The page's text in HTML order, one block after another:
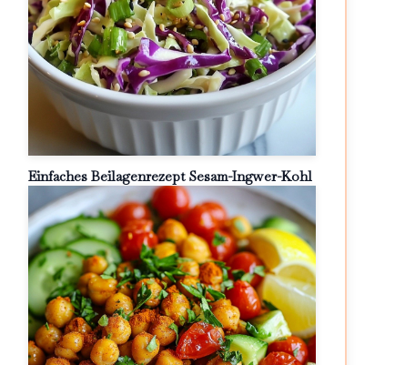
Einfaches Beilagenrezept Sesam-Ingwer-Kohl